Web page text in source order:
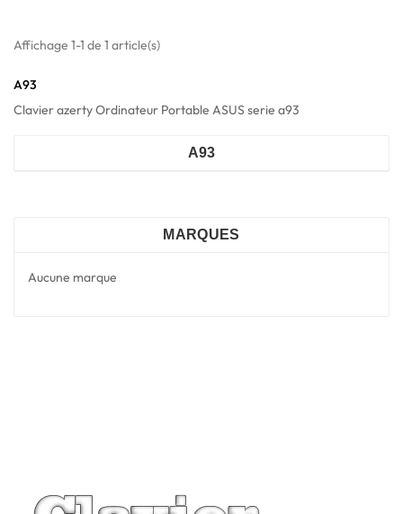
Affichage 1-1 de 1 article(s)
A93
Clavier azerty Ordinateur Portable ASUS serie a93
A93
MARQUES
Aucune marque